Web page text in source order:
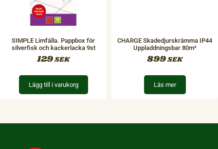
SIMPLE Limfälla. Pappbox för
silverfisk och kackerlacka 9st
129SEK
Lägg till i varukorg
CHARGE Skadedjurskrämma IP44
Uppladdningsbar 80m²
899SEK
Läs mer